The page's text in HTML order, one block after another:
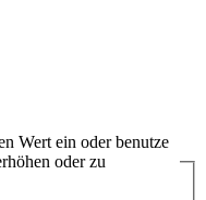
Wert ein oder benutze
oder zu